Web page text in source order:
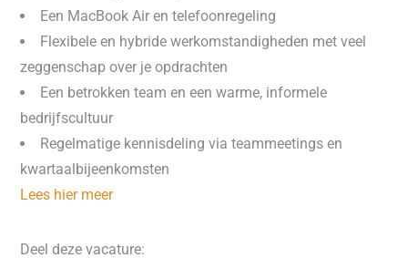
Een MacBook Air en telefoonregeling
Flexibele en hybride werkomstandigheden met veel
zeggenschap over je opdrachten
Een betrokken team en een warme, informele
bedrijfscultuur
Regelmatige kennisdeling via teammeetings en
kwartaalbijeenkomsten
Lees hier meer
Deel deze vacature: